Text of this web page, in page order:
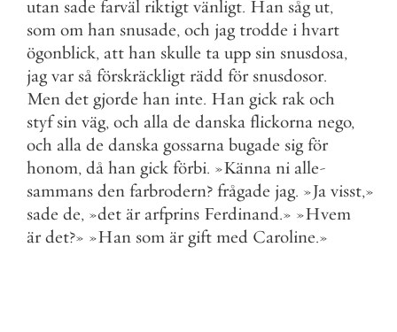
utan sade farväl riktigt vänligt. Han såg ut,
som om han snusade, och jag trodde i hvart
ögonblick, att han skulle ta upp sin snusdosa,
jag var så förskräckligt rädd för snusdosor.
Men det gjorde han inte. Han gick rak och
styf sin väg, och alla de danska flickorna nego,
och alla de danska gossarna bugade sig för
honom, då han gick förbi. »Känna ni alle-
sammans den farbrodern? frågade jag. »Ja visst,»
sade de, »det är arfprins Ferdinand.» »Hvem
är det?» »Han som är gift med Caroline.»